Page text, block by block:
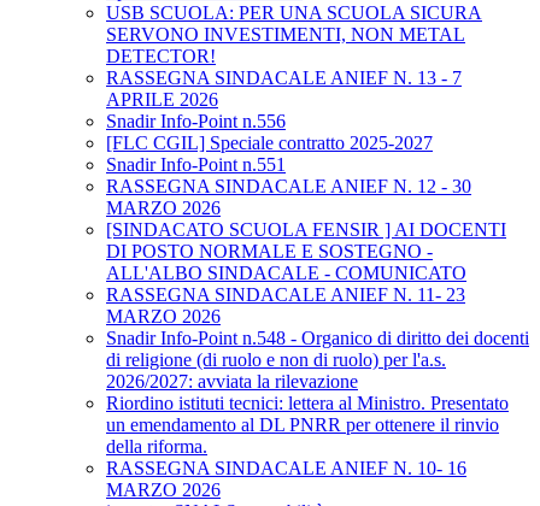
USB SCUOLA: PER UNA SCUOLA SICURA
SERVONO INVESTIMENTI, NON METAL
DETECTOR!
RASSEGNA SINDACALE ANIEF N. 13 - 7
APRILE 2026
Snadir Info-Point n.556
[FLC CGIL] Speciale contratto 2025-2027
Snadir Info-Point n.551
RASSEGNA SINDACALE ANIEF N. 12 - 30
MARZO 2026
[SINDACATO SCUOLA FENSIR ] AI DOCENTI
DI POSTO NORMALE E SOSTEGNO -
ALL'ALBO SINDACALE - COMUNICATO
RASSEGNA SINDACALE ANIEF N. 11- 23
MARZO 2026
Snadir Info-Point n.548 - Organico di diritto dei docenti
di religione (di ruolo e non di ruolo) per l'a.s.
2026/2027: avviata la rilevazione
Riordino istituti tecnici: lettera al Ministro. Presentato
un emendamento al DL PNRR per ottenere il rinvio
della riforma.
RASSEGNA SINDACALE ANIEF N. 10- 16
MARZO 2026